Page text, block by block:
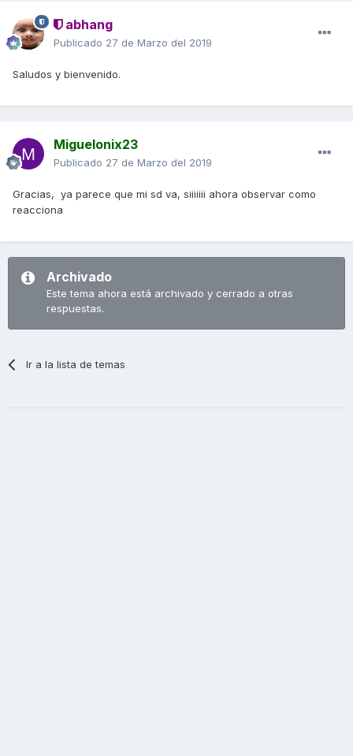
abhang
Publicado 27 de Marzo del 2019
Saludos y bienvenido.
Miguelonix23
Publicado 27 de Marzo del 2019
Gracias, ya parece que mi sd va, siiiiiii ahora observar como
reacciona
Archivado
Este tema ahora está archivado y cerrado a otras
respuestas.
Ir a la lista de temas